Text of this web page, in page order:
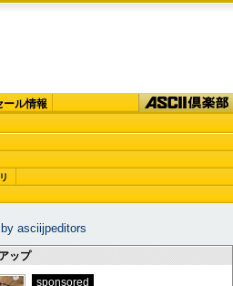
ール情報
asciijpeditors
ップ
sponsored